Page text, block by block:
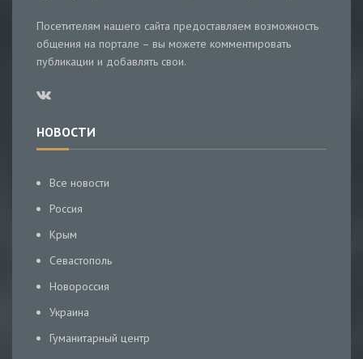
Посетителям нашего сайта предоставляем возможность
общения на портале – вы можете комментировать
публикации и добавлять свои.
НОВОСТИ
Все новости
Россия
Крым
Севастополь
Новороссия
Украина
Гуманитарный центр